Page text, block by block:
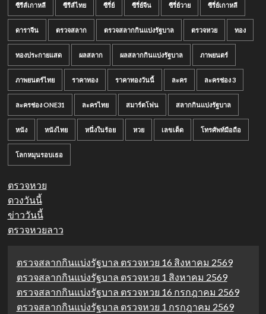
ซีรีส์เกาหลี ซีรีส์ไทย ซีรี่ย์ ซีรี่ย์จีน ซีรี่ย์วาย ซีรี่ย์เกาหลี
ดาราจีน ตรวจสลาก ตรวจสลากกินแบ่งรัฐบาล ตรวจหวย ทอง
ทองประกายแสด ผลสลาก ผลสลากกินแบ่งรัฐบาล ภาพยนตร์
ภาพยนตร์ไทย ราคาทอง ราคาทองวันนี้ ละคร ละครช่อง 3
ละครช่อง ONE31 ละครไทย สมาร์ตโฟน สลากกินแบ่งรัฐบาล
หนัง หนังไทย หนึ่งในร้อย หวย เลขเด็ด โทรศัพท์มือถือ
โลกหมุนรอบเธอ
ตรวจหวย
ดวงวันนี้
ข่าววันนี้
ตรวจหวยลาว
ตรวจสลากกินแบ่งรัฐบาล ตรวจหวย 16 สิงหาคม 2569
ตรวจสลากกินแบ่งรัฐบาล ตรวจหวย 1 สิงหาคม 2569
ตรวจสลากกินแบ่งรัฐบาล ตรวจหวย 16 กรกฎาคม 2569
ตรวจสลากกินแบ่งรัฐบาล ตรวจหวย 1 กรกฎาคม 2569